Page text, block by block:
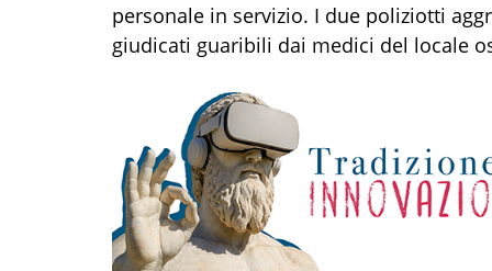
personale in servizio. I due poliziotti
giudicati guaribili dai medici del locale